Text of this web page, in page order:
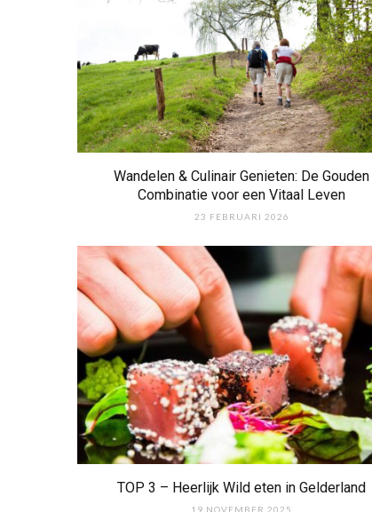
Wandelen & Culinair Genieten: De Gouden
Combinatie voor een Vitaal Leven
23 FEBRUARI 2026
TOP 3 – Heerlijk Wild eten in Gelderland
19 NOVEMBER 2025